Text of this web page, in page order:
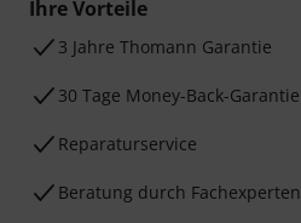
Ihre Vorteile
3 Jahre Thomann Garantie
30 Tage Money-Back-Garantie
Reparaturservice
Beratung durch Fachexperten